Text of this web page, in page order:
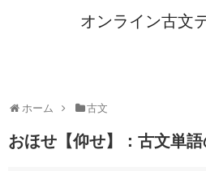
オンライン古文
ホーム 古文
おほせ【仰せ】：古文単